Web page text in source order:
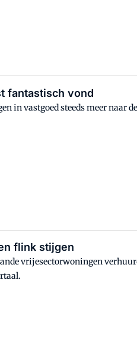
fantastisch vond
in vastgoed steeds meer naar
flink stijgen
vrijesectorwoningen